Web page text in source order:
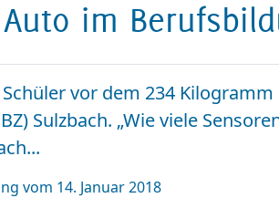
im
vor dem 234
Sulzbach. „Wie viele
vom 14. Januar 2018